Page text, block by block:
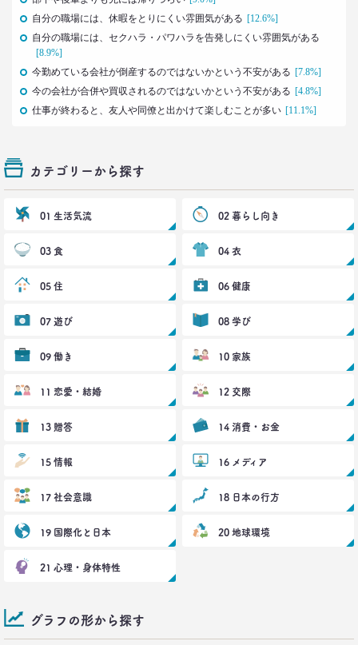
2021.07.06
40代おじさんはキス派？ラブレター派？ 二択から
生活総研 上席研究員/コピーライター
前沢 裕文
精神科医による処方箋
–日経クロストレンド 連載⑩–
前沢 裕文
40代おじさんの意識を精神科医が分析 悲しい性を
–日経クロストレンド 連載⑨–
生活総研 上席研究員/コピーライター
前沢 裕文
コロナで｢占いを信じる｣20代女性が増える理由―調
査とインタビューで判明した大きな変化
荒井 自如
40代おじさんに黄信号 「男女平等感」が世の中と
ズレている!?
–日経クロストレンド 連載⑧–
生活総研 上席研究員/コピーライター
若者はなりたい自分を投影
–日経クロストレンド 連載⑦–
自分の職場には、休暇をとりにくい雰囲気がある [12.6%]
自分の職場には、セクハラ・パワハラを告発しにくい雰囲気がある
[8.9%]
今勤めている会社が倒産するのではないかという不安がある [7.8%]
今の会社が合併や買収されるのではないかという不安がある [4.8%]
仕事が終わると、友人や同僚と出かけて楽しむことが多い [11.1%]
カテゴリーから探す
01 生活気流 02 暮らし向き
03 食 04 衣
05 住 06 健康
07 遊び 08 学び
09 働き 10 家族
11 恋愛・結婚 12 交際
13 贈答 14 消費・お金
15 情報 16 メディア
17 社会意識 18 日本の行方
19 国際化と日本 20 地球環境
21 心理・身体特性
グラフの形から探す